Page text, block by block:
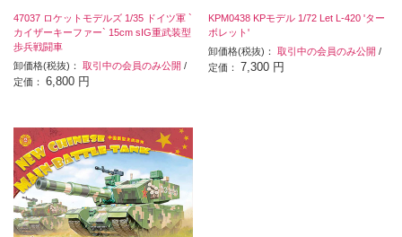
47037 ロケットモデルズ 1/35 ドイツ軍 `
カイザーキーファー` 15cm sIG重武装型
歩兵戦闘車
卸価格(税抜)： 取引中の会員のみ公開 /
定価： 6,800 円
KPM0438 KPモデル 1/72 Let L-420 'ター
ボレット'
卸価格(税抜)：取引中の会員のみ公開 /
定価： 7,300 円